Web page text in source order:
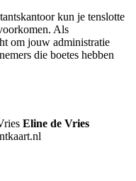
kun je tenslotte
Als
om jouw administratie
die boetes hebben
Eline de Vries